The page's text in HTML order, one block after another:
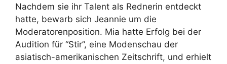
Nachdem sie ihr Talent als Rednerin entdeckt
hatte, bewarb sich Jeannie um die
Moderatorenposition. Mia hatte Erfolg bei der
Audition für “Stir”, eine Modenschau der
asiatisch-amerikanischen Zeitschrift, und erhielt